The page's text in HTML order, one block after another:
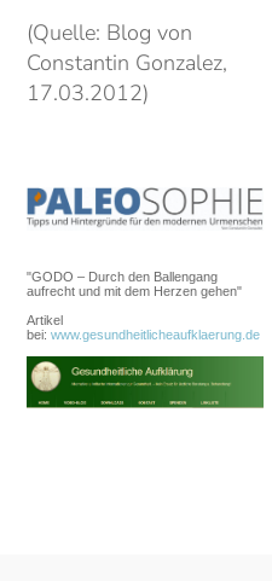
(Quelle: Blog von
Constantin Gonzalez,
17.03.2012)
"GODO – Durch den Ballengang
aufrecht und mit dem Herzen gehen"
Artikel
bei: www.gesundheitlicheaufklaerung.de